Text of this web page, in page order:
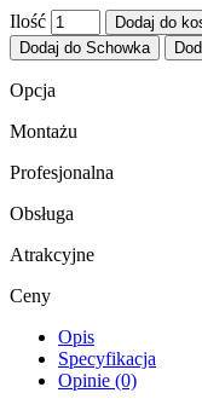
Ilość Dodaj do
Dodaj do Schowka
Opcja
Montażu
Profesjonalna
Obsługa
Atrakcyjne
Ceny
Opis
Specyfikacja
Opinie (0)